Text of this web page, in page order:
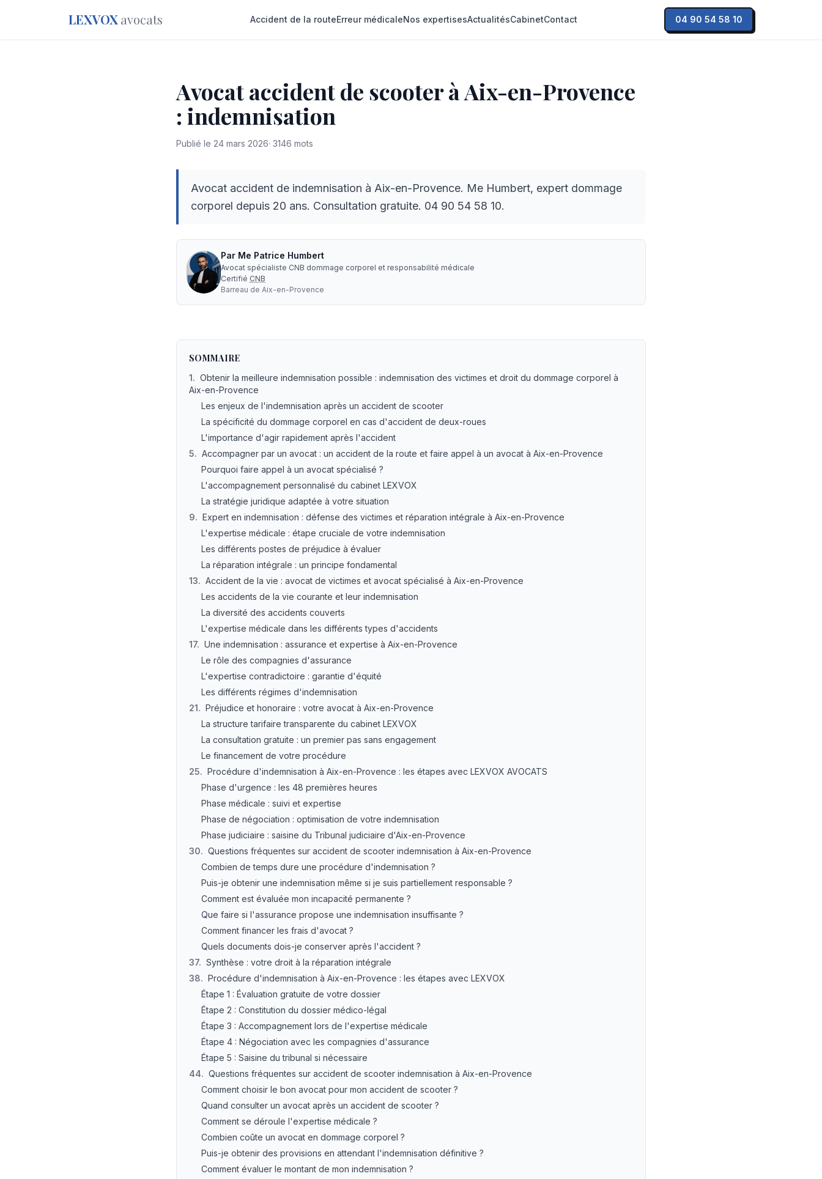
LEXVOX avocats Accident de la routeErreur médicaleNos expertisesActualitésCabinetContact 04 90 54 58 10
Avocat accident de scooter à Aix-en-Provence
: indemnisation
Publié le 24 mars 2026· 3146 mots
Avocat accident de indemnisation à Aix-en-Provence. Me Humbert, expert dommage
corporel depuis 20 ans. Consultation gratuite. 04 90 54 58 10.
Par Me Patrice Humbert
Avocat spécialiste CNB dommage corporel et responsabilité médicale
Certifié CNB
Barreau de Aix-en-Provence
SOMMAIRE
1. Obtenir la meilleure indemnisation possible : indemnisation des victimes et droit du dommage corporel à
Aix-en-Provence
Les enjeux de l'indemnisation après un accident de scooter
La spécificité du dommage corporel en cas d'accident de deux-roues
L'importance d'agir rapidement après l'accident
5. Accompagner par un avocat : un accident de la route et faire appel à un avocat à Aix-en-Provence
Pourquoi faire appel à un avocat spécialisé ?
L'accompagnement personnalisé du cabinet LEXVOX
La stratégie juridique adaptée à votre situation
9. Expert en indemnisation : défense des victimes et réparation intégrale à Aix-en-Provence
L'expertise médicale : étape cruciale de votre indemnisation
Les différents postes de préjudice à évaluer
La réparation intégrale : un principe fondamental
13. Accident de la vie : avocat de victimes et avocat spécialisé à Aix-en-Provence
Les accidents de la vie courante et leur indemnisation
La diversité des accidents couverts
L'expertise médicale dans les différents types d'accidents
17. Une indemnisation : assurance et expertise à Aix-en-Provence
Le rôle des compagnies d'assurance
L'expertise contradictoire : garantie d'équité
Les différents régimes d'indemnisation
21. Préjudice et honoraire : votre avocat à Aix-en-Provence
La structure tarifaire transparente du cabinet LEXVOX
La consultation gratuite : un premier pas sans engagement
Le financement de votre procédure
25. Procédure d'indemnisation à Aix-en-Provence : les étapes avec LEXVOX AVOCATS
Phase d'urgence : les 48 premières heures
Phase médicale : suivi et expertise
Phase de négociation : optimisation de votre indemnisation
Phase judiciaire : saisine du Tribunal judiciaire d'Aix-en-Provence
30. Questions fréquentes sur accident de scooter indemnisation à Aix-en-Provence
Combien de temps dure une procédure d'indemnisation ?
Puis-je obtenir une indemnisation même si je suis partiellement responsable ?
Comment est évaluée mon incapacité permanente ?
Que faire si l'assurance propose une indemnisation insuffisante ?
Comment financer les frais d'avocat ?
Quels documents dois-je conserver après l'accident ?
37. Synthèse : votre droit à la réparation intégrale
38. Procédure d'indemnisation à Aix-en-Provence : les étapes avec LEXVOX
Étape 1 : Évaluation gratuite de votre dossier
Étape 2 : Constitution du dossier médico-légal
Étape 3 : Accompagnement lors de l'expertise médicale
Étape 4 : Négociation avec les compagnies d'assurance
Étape 5 : Saisine du tribunal si nécessaire
44. Questions fréquentes sur accident de scooter indemnisation à Aix-en-Provence
Comment choisir le bon avocat pour mon accident de scooter ?
Quand consulter un avocat après un accident de scooter ?
Comment se déroule l'expertise médicale ?
Combien coûte un avocat en dommage corporel ?
Puis-je obtenir des provisions en attendant l'indemnisation définitive ?
Comment évaluer le montant de mon indemnisation ?